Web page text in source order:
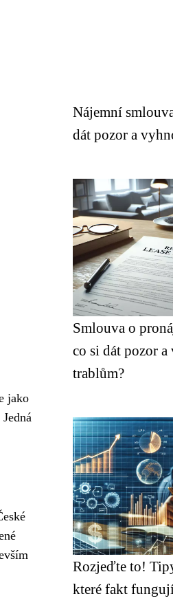
jako
Nájemní
dát pozor a
Smlouva o
co si dát pozor a
trablům?
Rozjeďte to!
které fakt